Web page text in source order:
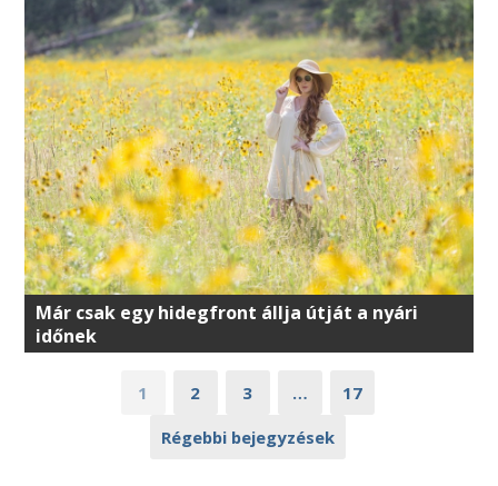
Már csak egy hidegfront állja útját a nyári
időnek
1 2 3 …
17
Régebbi bejegyzések